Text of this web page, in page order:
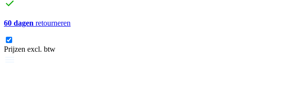
60 dagen retourneren
Prijzen excl. btw